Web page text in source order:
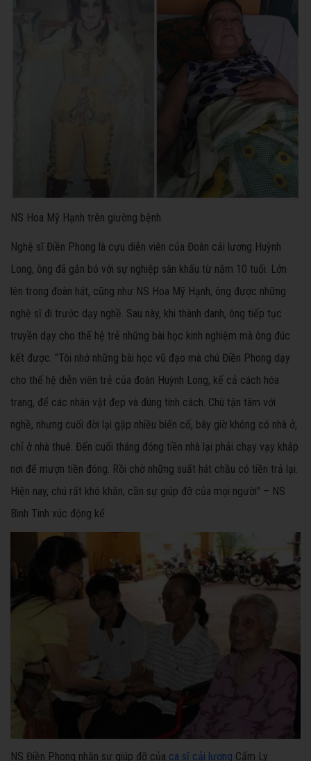
NS Hoa Mỹ Hạnh trên giường bệnh
Nghệ sĩ Điền Phong là cựu diễn viên của Đoàn cải lương Huỳnh
Long, ông đã gắn bó với sự nghiệp sân khấu từ năm 10 tuổi. Lớn
lên trong đoàn hát, cũng như NS Hoa Mỹ Hạnh, ông được những
nghệ sĩ đi trước dạy nghề. Sau này, khi thành danh, ông tiếp tục
truyền dạy cho thế hệ trẻ những bài học kinh nghiệm mà ông đúc
kết được. "Tôi nhớ những bài học vũ đạo mà chú Điền Phong dạy
cho thế hệ diễn viên trẻ của đoàn Huỳnh Long, kể cả cách hóa
trang, để các nhân vật đẹp và đúng tính cách. Chú tận tâm với
nghề, nhưng cuối đời lại gặp nhiều biến cố, bây giờ không có nhà ở,
chỉ ở nhà thuê. Đến cuối tháng đóng tiền nhà lại phải chạy vạy khắp
nơi để mượn tiền đóng. Rồi chờ những suất hát chầu có tiền trả lại.
Hiện nay, chú rất khó khăn, cần sự giúp đỡ của mọi người" – NS
Bình Tinh xúc động kể.
NS Điền Phong nhận sự giúp đỡ của ca sĩ cải lương Cẩm Ly